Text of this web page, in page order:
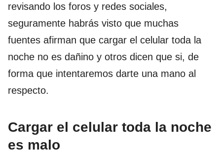
revisando los foros y redes sociales,
seguramente habrás visto que muchas
fuentes afirman que cargar el celular toda la
noche no es dañino y otros dicen que si, de
forma que intentaremos darte una mano al
respecto.
Cargar el celular toda la noche
es malo